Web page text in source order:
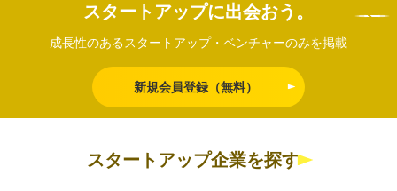
スタートアップに出会おう。
成長性のあるスタートアップ・ベンチャーのみを掲載
新規会員登録（無料）
スタートアップ企業を探す